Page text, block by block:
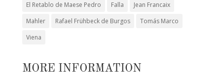
El Retablo de Maese Pedro
Falla
Jean Francaix
Mahler
Rafael Frühbeck de Burgos
Tomás Marco
Viena
MORE INFORMATION